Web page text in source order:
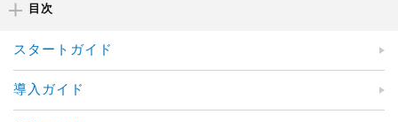
目次
スタートガイド
導入ガイド